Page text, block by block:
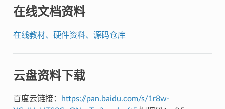
在线文档资料
在线教材、硬件资料、源码仓库
云盘资料下载
百度云链接：
https://pan.baidu.com/s/1r8w-